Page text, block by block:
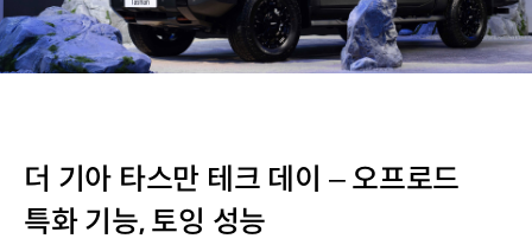
더 기아 타스만 테크 데이 – 오프로드
특화 기능, 토잉 성능